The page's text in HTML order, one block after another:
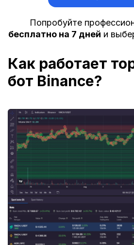
Попробуйте
бесплатно на 7 дней и
Как работает
бот Binance?